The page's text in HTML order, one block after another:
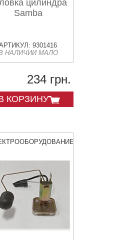
цилиндра
Samba
9301416
НАЛИЧИИ МАЛО
234 грн.
КОРЗИНУ